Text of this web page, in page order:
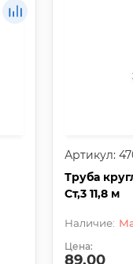
Артикул:
Труба
Ст,3 11,8 м
Цена:
89.00